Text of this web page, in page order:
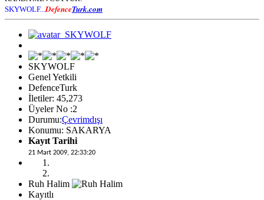
SKYWOLF... DefenceTurk.com
SKYWOLF
Genel Yetkili
DefenceTurk
İletiler: 45,273
Üyeler No :2
Durumu:Çevrimdışı
Konumu: SAKARYA
Kayıt Tarihi
21 Mart 2009, 22:33:20
Ruh Halim
Kayıtlı